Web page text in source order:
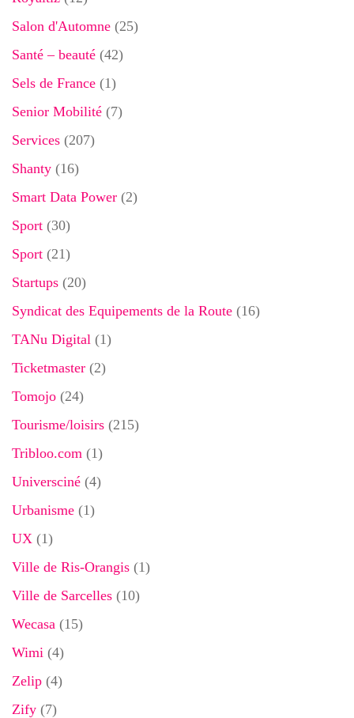
Salon d'Automne (25)
Santé – beauté (42)
Sels de France (1)
Senior Mobilité (7)
Services (207)
Shanty (16)
Smart Data Power (2)
Sport (30)
Sport (21)
Startups (20)
Syndicat des Equipements de la Route (16)
TANu Digital (1)
Ticketmaster (2)
Tomojo (24)
Tourisme/loisirs (215)
Tribloo.com (1)
Universciné (4)
Urbanisme (1)
UX (1)
Ville de Ris-Orangis (1)
Ville de Sarcelles (10)
Wecasa (15)
Wimi (4)
Zelip (4)
Zify (7)